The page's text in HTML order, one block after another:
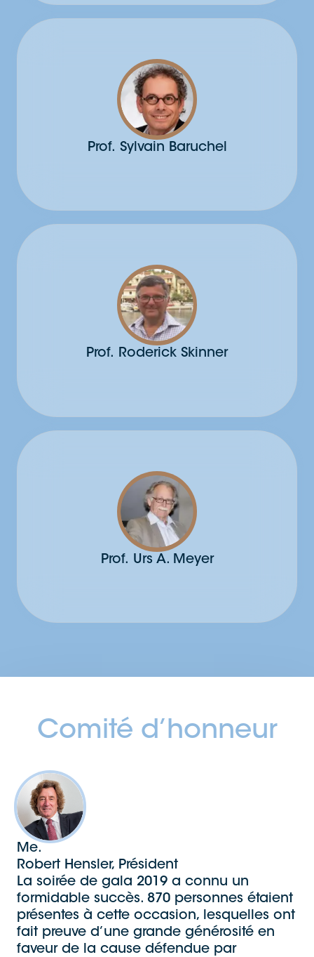
Bâle,
de l’Hôpital Universitaire de Bâle
Prof. Sylvain Baruchel
Prof. Roderick Skinner
Prof. Urs A. Meyer
Comité d’honneur
Me.
Robert Hensler, Président
La soirée de gala 2019 a connu un
formidable succès. 870 personnes étaient
présentes à cette occasion, lesquelles ont
fait preuve d’une grande générosité en
faveur de la cause défendue par